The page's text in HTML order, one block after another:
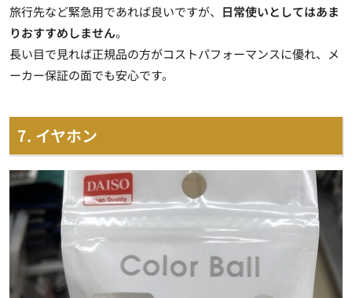
旅行先など緊急用であれば良いですが、 日常使いとしてはあま
りおすすめしません。
長い目で見れば正規品の方がコストパフォーマンスに優れ、メ
ーカー保証の面でも安心です。
7. イヤホン